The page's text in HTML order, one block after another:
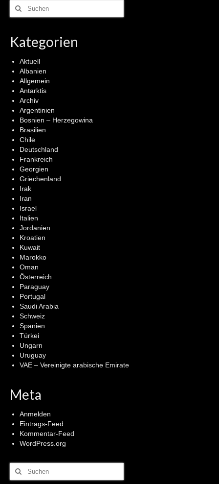
Suchen
nach:
Kategorien
Aktuell
Albanien
Allgemein
Antarktis
Archiv
Argentinien
Bosnien – Herzegowina
Brasilien
Chile
Deutschland
Frankreich
Georgien
Griechenland
Irak
Iran
Israel
Italien
Jordanien
Kroatien
Kuwait
Marokko
Oman
Österreich
Paraguay
Portugal
Saudi Arabia
Schweiz
Spanien
Türkei
Ungarn
Uruguay
VAE – Vereinigte arabische Emirate
Meta
Anmelden
Eintrags-Feed
Kommentar-Feed
WordPress.org
Suchen
nach: